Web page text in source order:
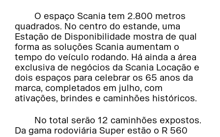
O espaço Scania tem 2.800 metros
quadrados. No centro do estande, uma
Estação de Disponibilidade mostra de qual
forma as soluções Scania aumentam o
tempo do veículo rodando. Há ainda a área
exclusiva de negócios da Scania Locação e
dois espaços para celebrar os 65 anos da
marca, completados em julho, com
ativações, brindes e caminhões históricos.
No total serão 12 caminhões expostos.
Da gama rodoviária Super estão o R 560